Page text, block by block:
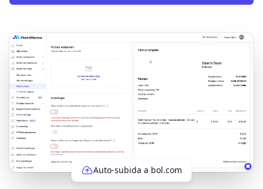
Auto-subida a bol.com